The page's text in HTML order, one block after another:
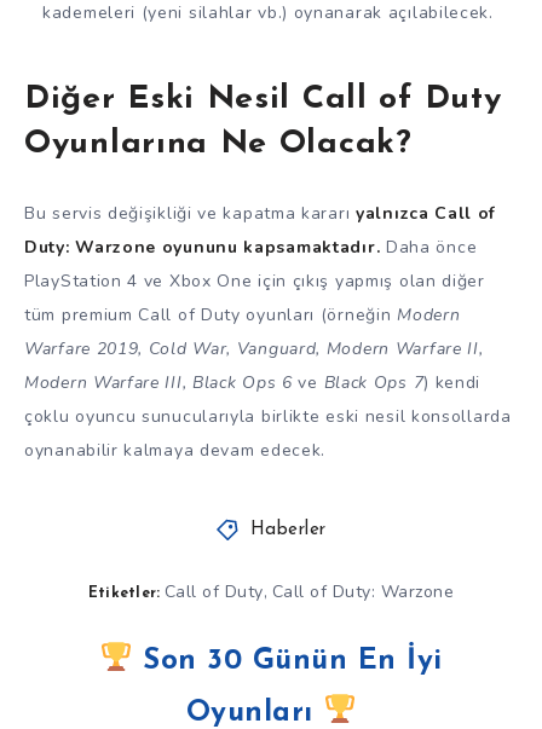
kademeleri (yeni silahlar vb.) oynanarak açılabilecek.
Diğer Eski Nesil Call of Duty
Oyunlarına Ne Olacak?
Bu servis değişikliği ve kapatma kararı yalnızca Call of
Duty: Warzone oyununu kapsamaktadır. Daha önce
PlayStation 4 ve Xbox One için çıkış yapmış olan diğer
tüm premium Call of Duty oyunları (örneğinModern
Warfare 2019, Cold War, Vanguard, Modern Warfare II,
Modern Warfare III, Black Ops 6ve Black Ops 7) kendi
çoklu oyuncu sunucularıyla birlikte eski nesil konsollarda
oynanabilir kalmaya devam edecek.
Haberler
Etiketler: Call of Duty, Call of Duty: Warzone
Son 30 Günün En İyi
Oyunları